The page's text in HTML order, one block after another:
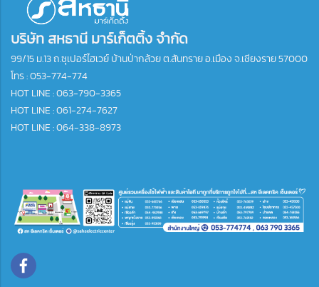
บริษัท สหธานี มาร์เก็ตติ้ง จำกัด
99/15 ม.13 ถ.ซุเปอร์ไฮเวย์ บ้านป่ากล้วย ต.สันทราย อ.เมือง จ.เชียงราย 57000
โทร :053-774-774
HOT LINE : 063-790-3365
HOT LINE : 061-274-7627
HOT LINE : 064-338-8973